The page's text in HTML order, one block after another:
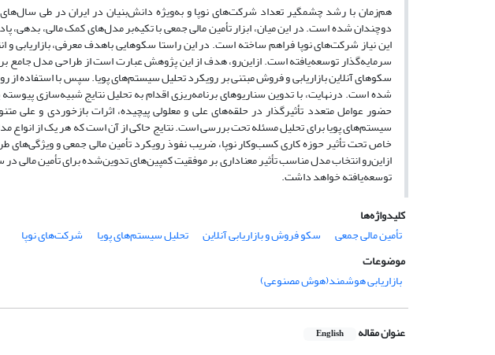
هم‌زمان با رشد چشمگیر تعداد شرکت‌های نوپا و به‌ویژه دانش‌بنیان در ایران در طی
دوچندان شده است. در این میان، ابزار تأمین مالی جمعی با تکیه‌بر مدل‌های کمک مالی،
این نیاز شرکت‌های نوپا فراهم ساخته است. در این راستا سکو‌هایی باهدف معرفی، بازاریابی
سرمایه‌گذار توسعه‌یافته است. ازاین‌رو، هدف از این پژوهش عبارت است از طراحی مدل جامع
سکوهای آنلاین بازاریابی و فروش مبتنی بر رویکرد تحلیل سیستم‌های پویا. سپس با استفاده از
شده است. درنهایت، با تدوین سناریوهای برنامه‌ریزی اقدام به تحلیل نتایج شبیه‌سازی
حضور عوامل متعدد تأثیرگذار در حلقه‌های علی و معلولی پیچیده، اثرات بازخوردی و علی
سیستم‌های پویا برای تحلیل مسئله تحت بررسی است. نتایج حاکی از آن است که هر یک از
خاص تحت تأثیر حوزه کاری کسب‌وکار نوپا، ضریب نفوذ رویکرد تأمین مالی جمعی و ویژگی‌های
ازاین‌رو انتخاب مدل مناسب تأثیر معناداری بر موفقیت کمپین‌های تدوین‌شده برای تأمین مالی
توسعه‌یافته خواهد داشت.
کلیدواژه‌ها
تأمین مالی جمعی
سکو فروش و بازاریابی آنلاین تحلیل سیستم‌های پویا
شرکت‌های نوپا
موضوعات
بازاریابی هوشمند(هوش مصنوعی)
عنوان مقاله English